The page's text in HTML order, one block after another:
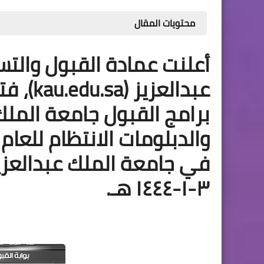
محتويات المقال
أعلنت عمادة القبول
عبدالعزيز (kau.edu.sa)،
برامج القبول جامعة
والدبلومات الانتظامللعام
في جامعة الملك عبدالعزيز في ٢٠-
٣-١-١٤٤٤ هـ.